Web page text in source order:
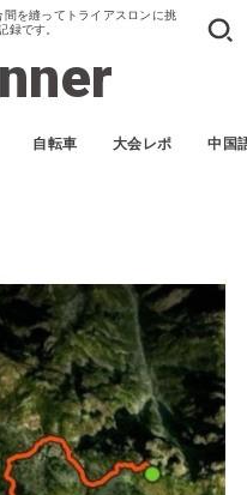
を縫ってトライアスロンに挑
録です。
自転車 大会レポ 中国